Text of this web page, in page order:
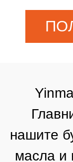
нашите
масла и